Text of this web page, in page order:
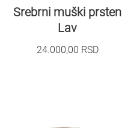
Srebrni muški prsten
Lav
24.000,00 RSD